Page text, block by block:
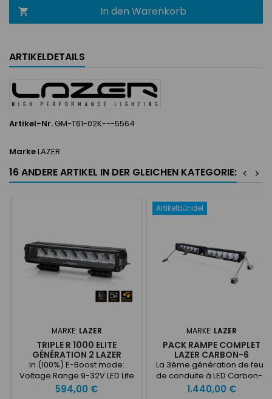
 In den Warenkorb
ARTIKELDETAILS
Artikel-Nr.GM-T61-02K---5564
MarkeLAZER
16 ANDERE ARTIKEL IN DER GLEICHEN KATEGORIE: >
<
MARKE: LAZER
TRIPLE R 1000 ELITE
GÉNÉRATION 2 LAZER
In (100%) E-Boost mode:
Voltage Range 9-32V LED Life
50,000 hours Weight 1420 gr
Preis
594,00 €
Artikelbündel
MARKE: LAZER
PACK RAMPE COMPLET
LAZER CARBON-6
La 3ème génération de feux
de conduite à LED Carbon-6
représente des années de
Preis
1.440,00 €